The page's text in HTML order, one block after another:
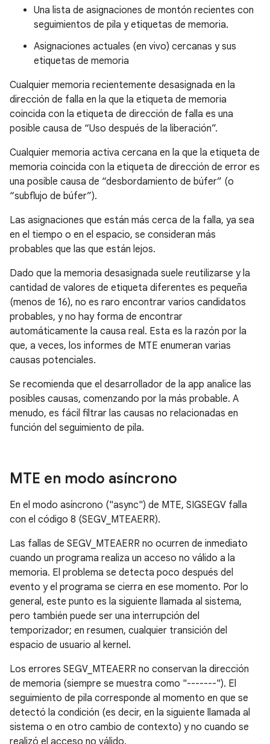
Una lista de asignaciones de montón recientes con
seguimientos de pila y etiquetas de memoria.
Asignaciones actuales (en vivo) cercanas y sus
etiquetas de memoria
Cualquier memoria recientemente desasignada en la
dirección de falla en la que la etiqueta de memoria
coincida con la etiqueta de dirección de falla es una
posible causa de “Uso después de la liberación”.
Cualquier memoria activa cercana en la que la etiqueta de
memoria coincida con la etiqueta de dirección de error es
una posible causa de “desbordamiento de búfer” (o
“subflujo de búfer”).
Las asignaciones que están más cerca de la falla, ya sea
en el tiempo o en el espacio, se consideran más
probables que las que están lejos.
Dado que la memoria desasignada suele reutilizarse y la
cantidad de valores de etiqueta diferentes es pequeña
(menos de 16), no es raro encontrar varios candidatos
probables, y no hay forma de encontrar
automáticamente la causa real. Esta es la razón por la
que, a veces, los informes de MTE enumeran varias
causas potenciales.
Se recomienda que el desarrollador de la app analice las
posibles causas, comenzando por la más probable. A
menudo, es fácil filtrar las causas no relacionadas en
función del seguimiento de pila.
MTE en modo asíncrono
En el modo asíncrono ("async") de MTE, SIGSEGV falla
con el código 8 (SEGV_MTEAERR).
Las fallas de SEGV_MTEAERR no ocurren de inmediato
cuando un programa realiza un acceso no válido a la
memoria. El problema se detecta poco después del
evento y el programa se cierra en ese momento. Por lo
general, este punto es la siguiente llamada al sistema,
pero también puede ser una interrupción del
temporizador; en resumen, cualquier transición del
espacio de usuario al kernel.
Los errores SEGV_MTEAERR no conservan la dirección
de memoria (siempre se muestra como "-------"). El
seguimiento de pila corresponde al momento en que se
detectó la condición (es decir, en la siguiente llamada al
sistema o en otro cambio de contexto) y no cuando se
realizó el acceso no válido.